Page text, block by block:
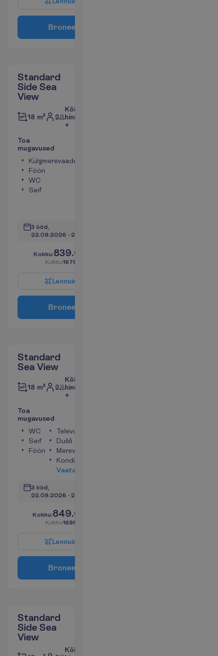
Bronee
Standard
Side Sea
View
18 m² 2
Kõik
hinnas
+
Toa
mugavused
Külgmerevaade
Föön
WC
Seif
3 ööd,
22.09.2026 - 25.09.2026
Kokku:839.00
Kokku1678.00
Lennuin
Bronee
Standard
Sea View
18 m² 2
Kõik
hinnas
+
Toa
mugavused
WC
Seif
Föön
Televiisor
Dušš
Merevaade
Konditsioneer
Vaata
3 ööd,
22.09.2026 - 25.09.2026
Kokku:849.00
Kokku1698.00
Lennuin
Bronee
Standard
Side Sea
View
Kõik